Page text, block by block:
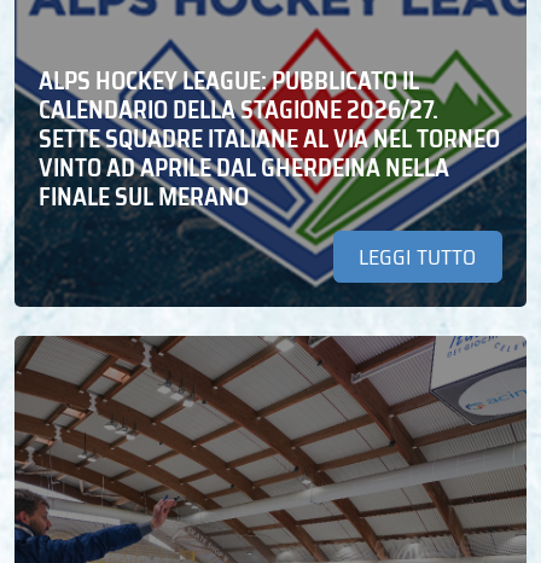
ALPS HOCKEY LEAGUE: PUBBLICATO IL
CALENDARIO DELLA STAGIONE 2026/27.
SETTE SQUADRE ITALIANE AL VIA NEL TORNEO
VINTO AD APRILE DAL GHERDEINA NELLA
FINALE SUL MERANO
LEGGI TUTTO